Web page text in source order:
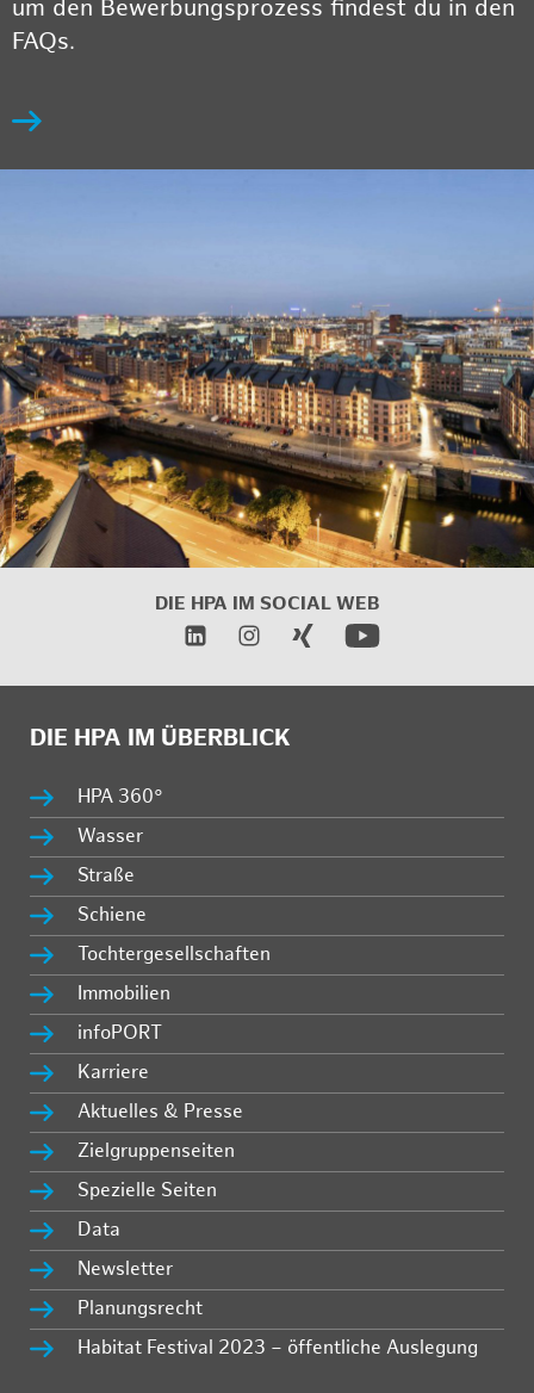
um den Bewerbungsprozess findest du in den
FAQs.
DIE HPA IM SOCIAL WEB
DIE HPA IM ÜBERBLICK
HPA 360°
Wasser
Straße
Schiene
Tochtergesellschaften
Immobilien
infoPORT
Karriere
Aktuelles & Presse
Zielgruppenseiten
Spezielle Seiten
Data
Newsletter
Planungsrecht
Habitat Festival 2023 – öffentliche Auslegung